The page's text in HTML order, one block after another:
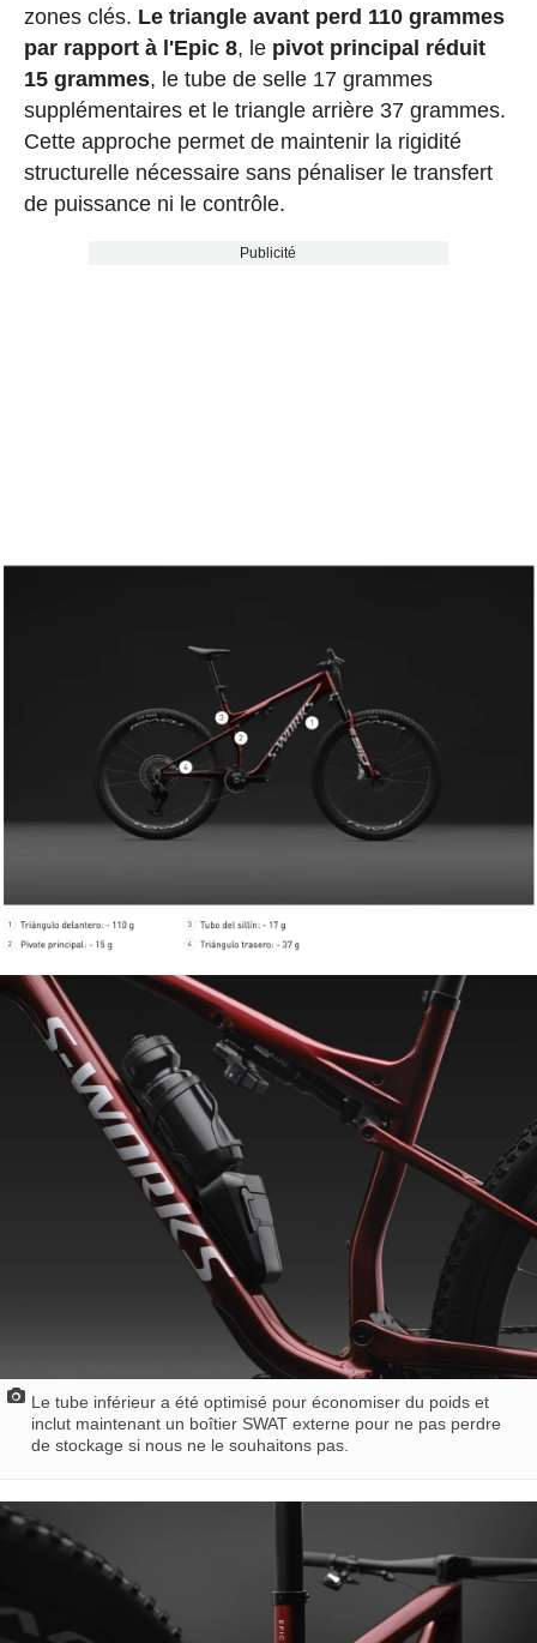
zones clés. Le triangle avant perd 110 grammes
par rapport à l'Epic 8, lepivot principal réduit
15 grammes, le tube de selle 17 grammes
supplémentaires et le triangle arrière 37 grammes.
Cette approche permet de maintenir la rigidité
structurelle nécessaire sans pénaliser le transfert
de puissance ni le contrôle.
Publicité
Le tube inférieur a été optimisé pour économiser du poids et
inclut maintenant un boîtier SWAT externe pour ne pas perdre
de stockage si nous ne le souhaitons pas.